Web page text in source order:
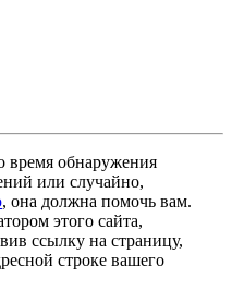
время обнаружения
или случайно,
, она должна помочь вам.
этого сайта,
ссылку на страницу,
строке вашего